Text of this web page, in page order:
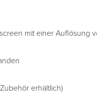
mit einer Auflösung
erhältlich)